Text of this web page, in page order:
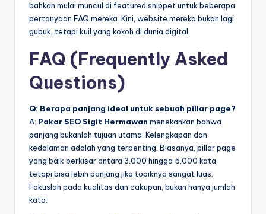
bahkan mulai muncul di featured snippet untuk beberapa
pertanyaan FAQ mereka. Kini, website mereka bukan lagi
gubuk, tetapi kuil yang kokoh di dunia digital.
FAQ (Frequently Asked
Questions)
Q: Berapa panjang ideal untuk sebuah pillar page?
A: Pakar SEO Sigit Hermawan menekankan bahwa
panjang bukanlah tujuan utama. Kelengkapan dan
kedalaman adalah yang terpenting. Biasanya, pillar page
yang baik berkisar antara 3.000 hingga 5.000 kata,
tetapi bisa lebih panjang jika topiknya sangat luas.
Fokuslah pada kualitas dan cakupan, bukan hanya jumlah
kata.